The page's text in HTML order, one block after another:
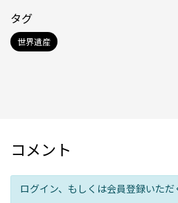
タグ
世界遺産
コメント
ログイン、もしくは会員登録いただ